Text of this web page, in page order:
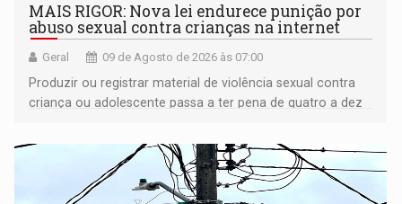
MAIS RIGOR: Nova lei endurece punição por
abuso sexual contra crianças na internet
Geral 09 de Agosto de 2026 às 07:00
Produzir ou registrar material de violência sexual contra
criança ou adolescente passa a ter pena de quatro a dez